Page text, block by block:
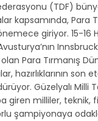
(TDF)
kapsamında, Para
giriyor. 15-16
Para Tırmanış
hazırlıklarının son
Güzelyalı Milli
giren milliler, teknik,
şampiyonaya